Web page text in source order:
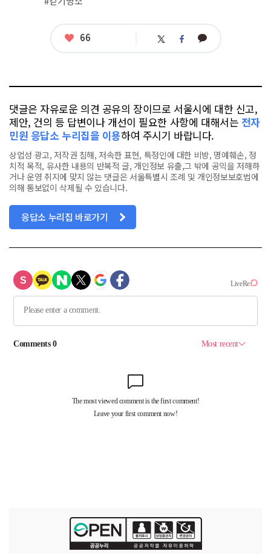
태
좋
66 트 페 카
댓글은 자유로운 의견 공유의 장이므로 서울시에 대한 신고,
제안, 건의 등 답변이나 개선이 필요한 사항에 대해서는 전자
민원 응답소 누리집을 이용하여 주시기 바랍니다.
상업성 광고, 저작권 침해, 저속한 표현, 특정인에 대한 비방, 명예훼손, 정
치적 목적, 유사한 내용의 반복적 글, 개인정보 유출,그 밖에 공익을 저해하
거나 운영 취지에 맞지 않는 댓글은 서울특별시 조례 및 개인정보보호법에
의해 통보없이 삭제될 수 있습니다.
응답소 누리집 바로가기